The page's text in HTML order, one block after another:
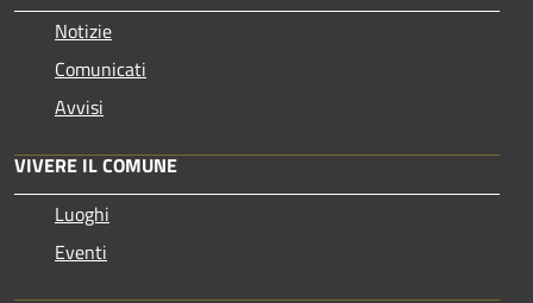
Notizie
Comunicati
Avvisi
VIVERE IL COMUNE
Luoghi
Eventi